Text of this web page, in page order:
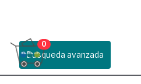
Busqueda avanzada
0